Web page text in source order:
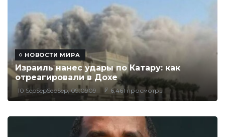
НОВОСТИ МИРА
Израиль нанес удары по Катару: как
отреагировали в Дохе
10 SepSepSepSep, 09:0909 6,461 просмотры